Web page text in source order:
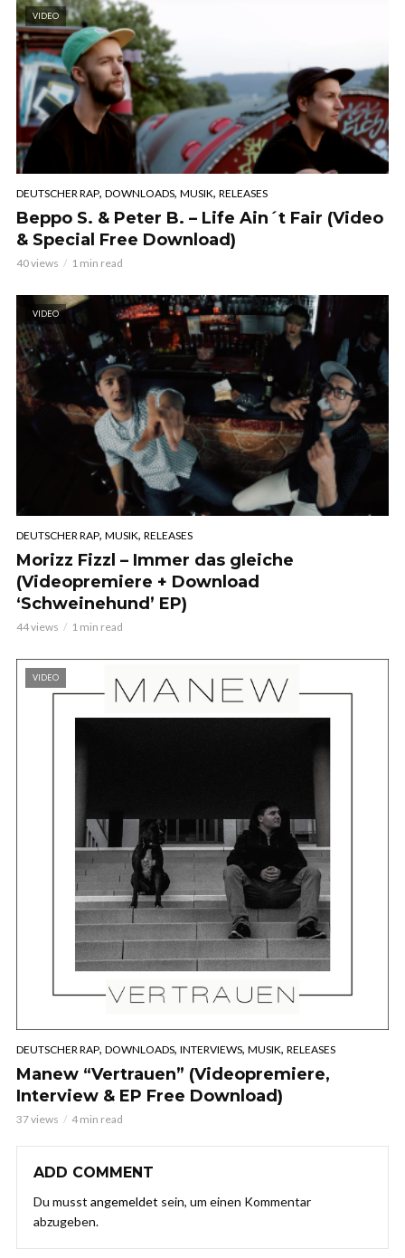
VIDEO
DEUTSCHER RAP, DOWNLOADS, MUSIK, RELEASES
Beppo S. & Peter B. – Life Ain´t Fair (Video
& Special Free Download)
40 views 1 min read
VIDEO
DEUTSCHER RAP, MUSIK, RELEASES
Morizz Fizzl – Immer das gleiche
(Videopremiere + Download
‘Schweinehund’ EP)
44 views 1 min read
VIDEO
DEUTSCHER RAP, DOWNLOADS, INTERVIEWS, MUSIK, RELEASES
Manew “Vertrauen” (Videopremiere,
Interview & EP Free Download)
37 views 4 min read
ADD COMMENT
Du musst angemeldet sein, um einen Kommentar
abzugeben.